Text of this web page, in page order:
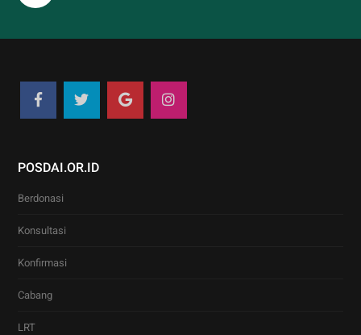
POSDAI.OR.ID
Berdonasi
Konsultasi
Konfirmasi
Cabang
LRT